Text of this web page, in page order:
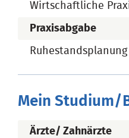
Wirtschaftliche
Praxisabgabe
Ruhestandsplanung
Mein Studium/
Ärzte/ Zahnärzte